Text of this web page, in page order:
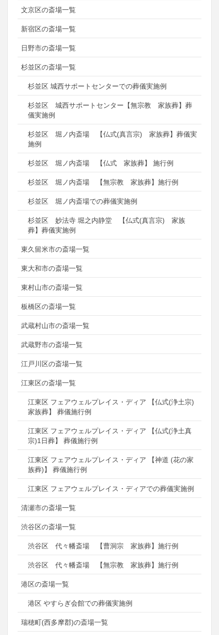
文京区の斎場一覧
新宿区の斎場一覧
日野市の斎場一覧
杉並区の斎場一覧
杉並区 城西サポートセンターでの葬儀実施例
杉並区 城西サポートセンター【無宗教 家族葬】葬
儀実施例
杉並区 堀ノ内斎場 【仏式(真言宗) 家族葬】葬儀実
施例
杉並区 堀ノ内斎場 【仏式 家族葬】 施行例
杉並区 堀ノ内斎場 【無宗教 家族葬】施行例
杉並区 堀ノ内斎場での葬儀実施例
杉並区 妙法寺 堀之内静堂 【仏式(真言宗) 家族
葬】葬儀実施例
東久留米市の斎場一覧
東大和市の斎場一覧
東村山市の斎場一覧
板橋区の斎場一覧
武蔵村山市の斎場一覧
武蔵野市の斎場一覧
江戸川区の斎場一覧
江東区の斎場一覧
江東区 フェアウェルプレイス・ディア 【仏式(浄土宗)
家族葬】 葬儀施行例
江東区 フェアウェルプレイス・ディア 【仏式(浄土真
宗)1日葬】 葬儀施行例
江東区 フェアウェルプレイス・ディア 【神道 (花の家
族葬)】 葬儀施行例
江東区 フェアウェルプレイス・ディアでの葬儀実施例
清瀬市の斎場一覧
渋谷区の斎場一覧
渋谷区 代々幡斎場 【曹洞宗 家族葬】施行例
渋谷区 代々幡斎場 【無宗教 家族葬】施行例
港区の斎場一覧
港区 やすらぎ会館での葬儀実施例
瑞穂町(西多摩郡)の斎場一覧